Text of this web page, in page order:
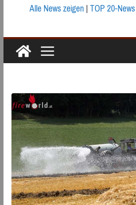
Alle News zeigen|TOP 20-News